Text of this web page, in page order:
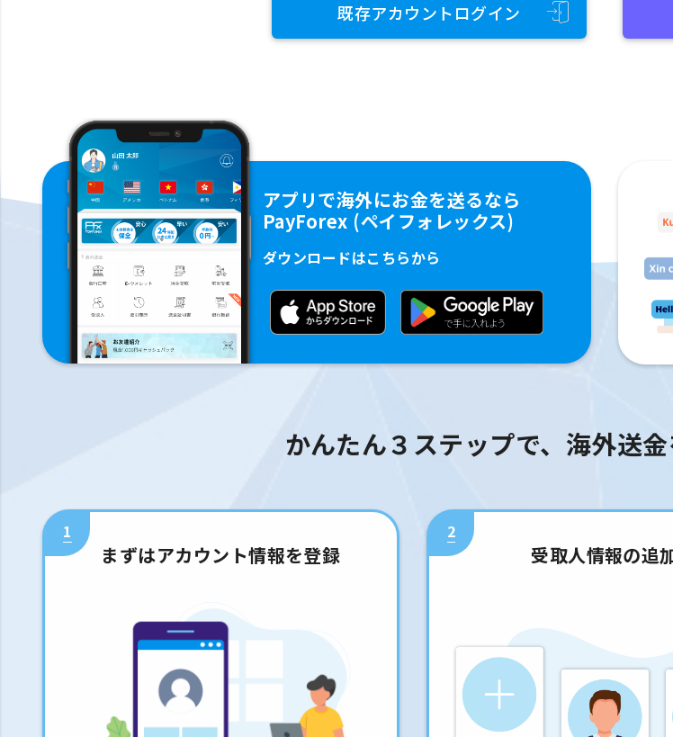
既存アカウントログイン
アプリで海外にお金を送るなら
PayForex (ペイフォレックス)
ダウンロードはこちらから
かんたん３ステップで、海外送
1
まずはアカウント情報を登録
2
受取人情報の追